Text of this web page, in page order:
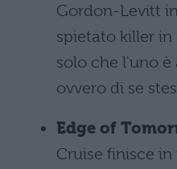
Gordon-Levitt
spietato killer
solo che l'uno è
ovvero di se
Edge of
Cruise finisce